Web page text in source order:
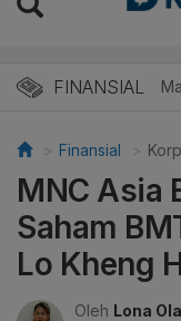
FINANSIAL
Finansial
MNC Asia
Saham
Lo Kheng
Oleh Lona